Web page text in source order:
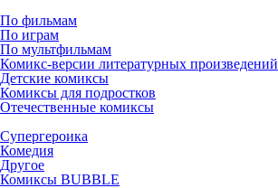
По фильмам
По играм
По мультфильмам
Комикс-версии литературных произведений
Детские комиксы
Комиксы для подростков
Отечественные комиксы
Супергероика
Комедия
Другое
Комиксы BUBBLE